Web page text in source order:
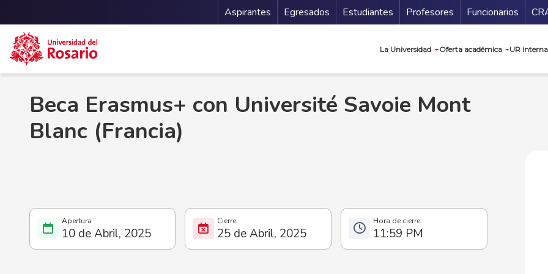
Menu Secundario
Aspirantes Egresados Estudiantes Profesores Funcionarios
La Universidad Oferta académica UR
10 de Abril, 2025 25 de Abril, 2025 11:59 PM
Beca Erasmus+ con Université Savoie Mont
Blanc (Francia)